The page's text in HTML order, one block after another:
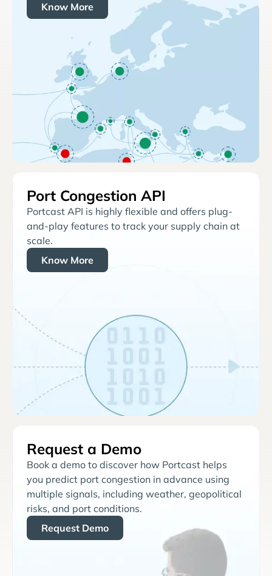
Know More
Port Congestion API
Portcast API is highly flexible and offers plug-
and-play features to track your supply chain at
scale.
Know More
Request a Demo
Book a demo to discover how Portcast helps
you predict port congestion in advance using
multiple signals, including weather, geopolitical
risks, and port conditions.
Request Demo